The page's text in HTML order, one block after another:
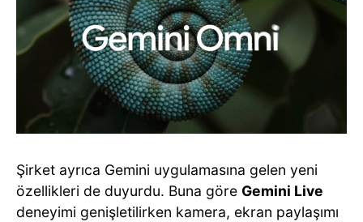
Şirket ayrıca Gemini uygulamasına gelen yeni
özellikleri de duyurdu. Buna göre Gemini Live
deneyimi genişletilirken kamera, ekran paylaşımı